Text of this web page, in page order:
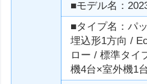
■モデル名：
■タイプ名：パ
埋込形1方向 /
ロー / 標準タイ
機4台×室外機1